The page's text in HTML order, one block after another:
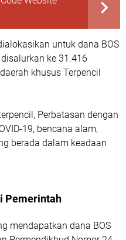
untuk dana BOS
ke 31.416
khusus Terpencil
Perbatasan dengan
19, bencana alam,
berada dalam keadaan
Pemerintah
mendapatkan dana BOS